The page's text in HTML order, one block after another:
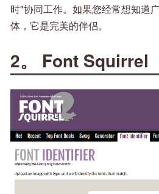
时"协同工作。如果您经常想知道
体，它是完美的伴侣。
2。 Font Squirrel